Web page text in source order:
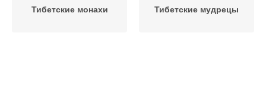
Тибетские монахи Тибетские мудрецы